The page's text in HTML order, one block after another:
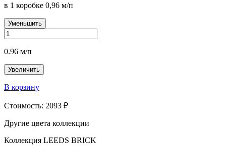
в 1 коробке 0,96 м/п
Уменьшить
0.96 м/п
Увеличить
В корзину
Стоимость: 2093 ₽
Другие цвета коллекции
Коллекция LEEDS BRICK